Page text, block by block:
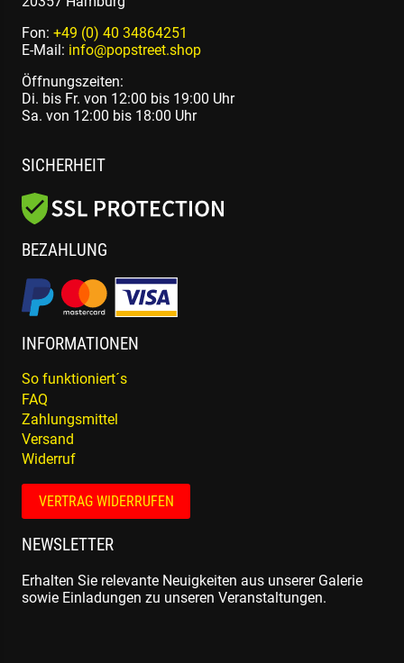
Fon: +49 (0) 40 34864251
E-Mail: info@popstreet.shop
Öffnungszeiten:
Di. bis Fr. von 12:00 bis 19:00 Uhr
Sa. von 12:00 bis 18:00 Uhr
SICHERHEIT
BEZAHLUNG
INFORMATIONEN
So funktioniert´s
FAQ
Zahlungsmittel
Versand
Widerruf
VERTRAG WIDERRUFEN
NEWSLETTER
Erhalten Sie relevante Neuigkeiten aus unserer Galerie
sowie Einladungen zu unseren Veranstaltungen.